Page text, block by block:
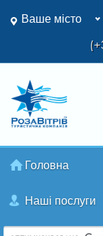
Ваше місто
Головна
Наші послуги